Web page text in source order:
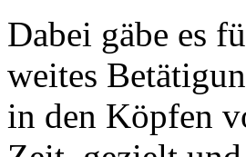
Dabei gäbe es
weites
in den Köpfen